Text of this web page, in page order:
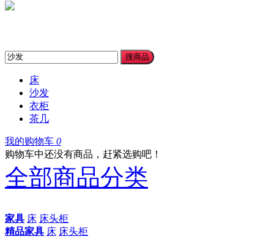
搜商品
床
沙发
衣柜
茶几
我的购物车 0
购物车中还没有商品，赶紧选购吧！
全部商品分类
家具 床 床头柜
精品家具 床 床头柜